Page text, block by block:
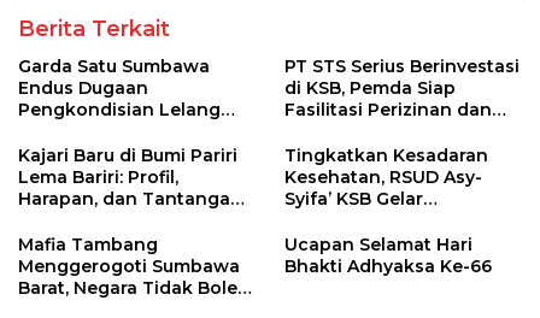
Berita Terkait
Garda Satu Sumbawa
Endus Dugaan
Pengkondisian Lelang
Benih Bawang Merah
senilai Rp 7,5 Miliar
PT STS Serius Berinvestasi
di KSB, Pemda Siap
Fasilitasi Perizinan dan
Regulasi
Kajari Baru di Bumi Pariri
Lema Bariri: Profil,
Harapan, dan Tantangan
Tingkatkan Kesadaran
Kesehatan, RSUD Asy-
Syifa’ KSB Gelar
Melitus pada Lansia
Mafia Tambang
Menggerogoti Sumbawa
Barat, Negara Tidak Boleh
Ucapan Selamat Hari
Bhakti Adhyaksa Ke-66